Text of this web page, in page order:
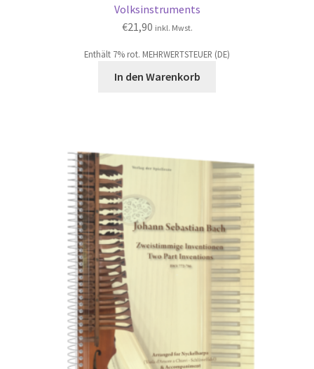
Volksinstruments
€21,90 inkl. Mwst.
Enthält 7% rot. MEHRWERTSTEUER (DE)
In den Warenkorb